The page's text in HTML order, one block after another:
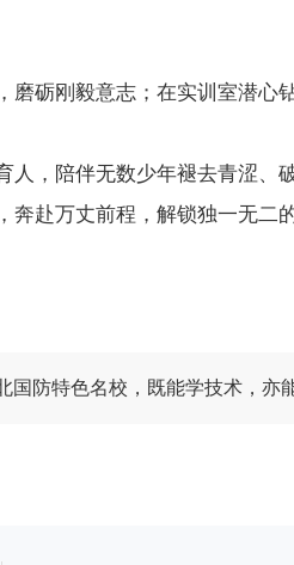
砺刚毅意志；在实训室潜心
人，陪伴无数少年褪去青涩、
赴万丈前程，解锁独一无二
国防特色名校，既能学技术，亦